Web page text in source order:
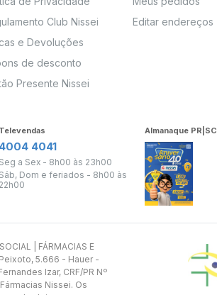
Club Nissei
e Devoluções
de desconto
Presente Nissei
Editar endereços
Televendas
4004 4041
Seg a Sex - 8h00 às 23h00
Sáb, Dom e feriados - 8h00 às
22h00
Almanaque PR|SC
| FÁRMACIAS E
5.666 - Hauer -
Izar, CRF/PR Nº
Nissei. Os